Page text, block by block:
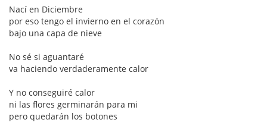
Nací en Diciembre
por eso tengo el invierno en el corazón
bajo una capa de nieve
No sé si aguantaré
va haciendo verdaderamente calor
Y no conseguiré calor
ni las flores germinarán para mi
pero quedarán los botones